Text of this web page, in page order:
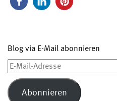
Blog via E-Mail abonnieren
E-
Mail-
Adresse
Abonnieren